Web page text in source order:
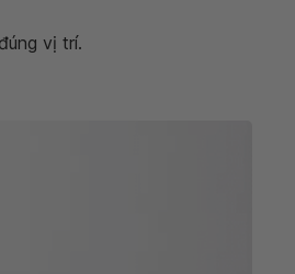
vị trí.